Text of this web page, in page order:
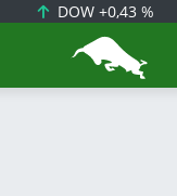
DOW +0,43 %
BörsenNEWS.de